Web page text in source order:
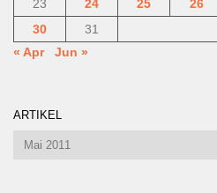
23
24 25 26
30
31
« Apr
Jun »
ARTIKEL
Artikel